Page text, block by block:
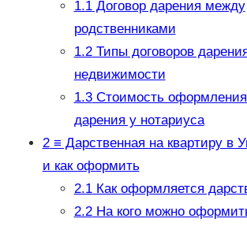
1.1Договор дарения между
родственниками
1.2Типы договоров
недвижимости
1.3Стоимость оформления
дарения у нотариуса
2≡ Дарственная на квартиру в
и как оформить
2.1Как оформляется
2.2На кого можно